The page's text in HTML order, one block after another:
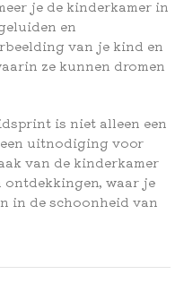
je de kinderkamer in
en
van je kind en
ze kunnen dromen
is niet alleen een
uitnodiging voor
van de kinderkamer
ontdekkingen, waar je
in de schoonheid van